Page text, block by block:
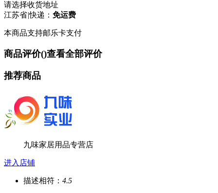
请选择收货地址
江苏省|快递： 免运费
本商品支持邮乐卡支付
商品评价()查看全部评价
推荐商品
九味家居用品专营店
进入店铺
描述相符： 4.5